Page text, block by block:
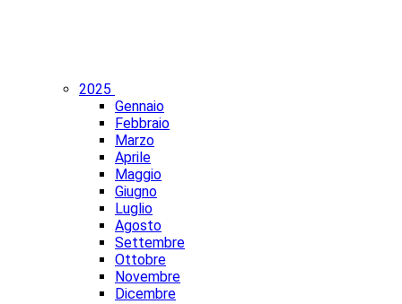
2025
Gennaio
Febbraio
Marzo
Aprile
Maggio
Giugno
Luglio
Agosto
Settembre
Ottobre
Novembre
Dicembre